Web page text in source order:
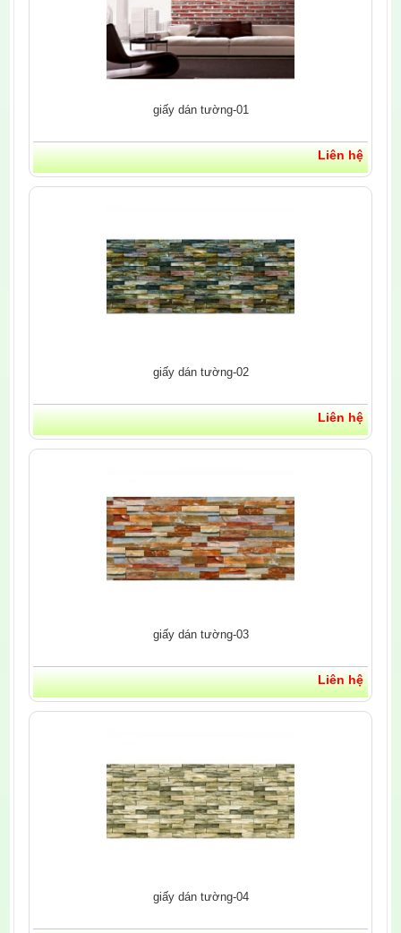
giấy dán tường-01
Liên hệ
giấy dán tường-02
Liên hệ
giấy dán tường-03
Liên hệ
giấy dán tường-04